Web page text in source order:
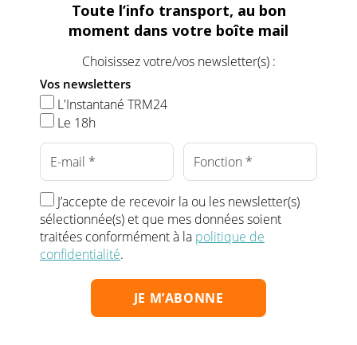
Toute l’info transport, au bon
moment dans votre boîte mail
Choisissez votre/vos newsletter(s) :
Vos newsletters
L'Instantané TRM24
Le 18h
J’accepte de recevoir la ou les newsletter(s)
sélectionnée(s) et que mes données soient
traitées conformément à la politique de
confidentialité.